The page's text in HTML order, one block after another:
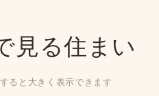
見る住まい
ると大きく表示できます